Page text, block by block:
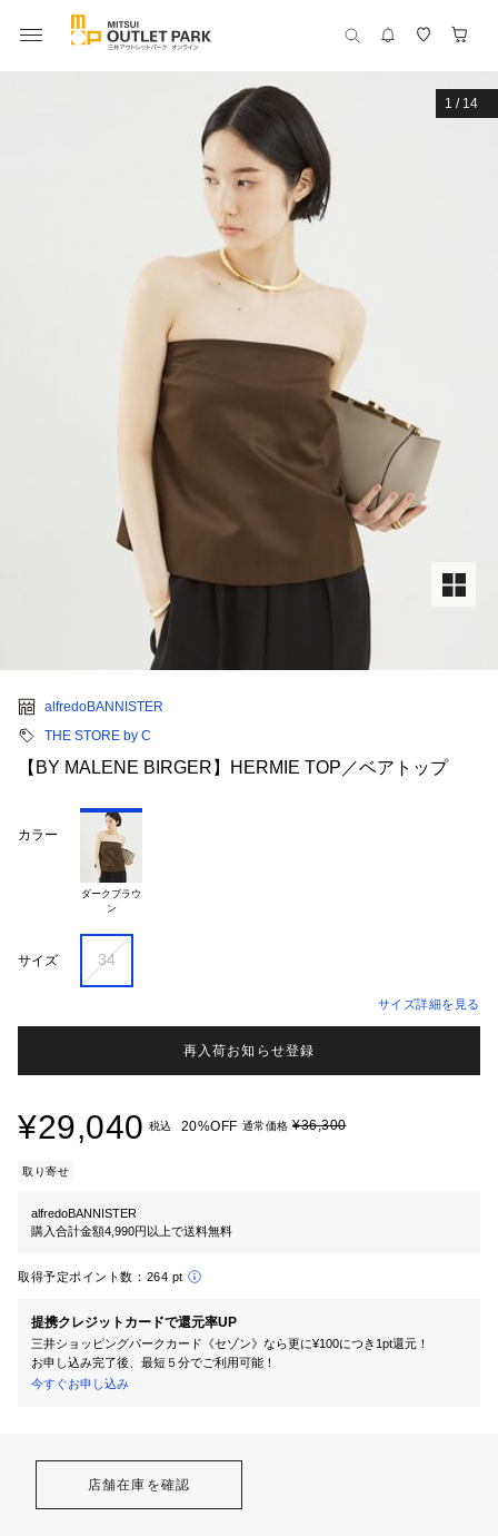
1 / 14
alfredoBANNISTER
THE STORE by C
【BY MALENE BIRGER】HERMIE TOP／ベアトップ
カラー
ダークブラウ
サイズ 34
サイズ詳細を見る
再入荷お知らせ登録
¥29,040 税込 20%OFF 通常価格 ¥36,300
取り寄せ
alfredoBANNISTER
購入合計金額4,990円以上で送料無料
取得予定ポイント数： 264 pt
提携クレジットカードで還元率UP
三井ショッピングパークカード《セゾン》なら更に¥100につき1pt還元！
お申し込み完了後、最短５分でご利用可能！
今すぐお申し込み
店舗在庫を確認